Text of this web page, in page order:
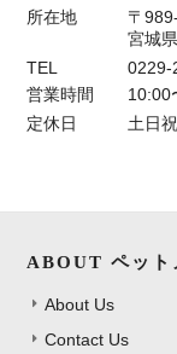
所在地
〒
宮城
TEL
0229-
営業時間
10:00
定休日
土日
ABOUT ペット
About Us
Contact Us